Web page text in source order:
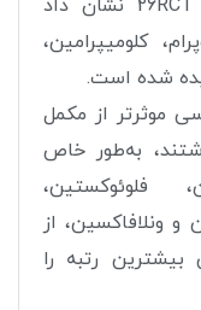
: داده‌های 26RCT (N=7044) نشان داد
کلومیپرامین،
شده است.
موثرتر از مکمل
به‌طور خاص
فلوئوکستین،
و ونلافاکسین، از
بیشترین رتبه را